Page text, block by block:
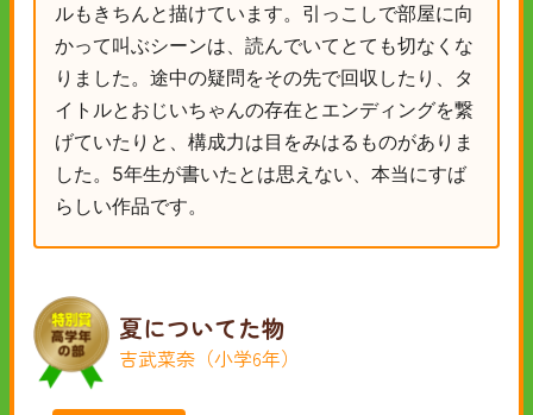
ルもきちんと描けています。引っこしで部屋に向
かって叫ぶシーンは、読んでいてとても切なくな
りました。途中の疑問をその先で回収したり、タ
イトルとおじいちゃんの存在とエンディングを繋
げていたりと、構成力は目をみはるものがありま
した。5年生が書いたとは思えない、本当にすば
らしい作品です。
夏についてた物
吉武菜奈（小学6年）